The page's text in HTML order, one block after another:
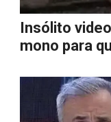
Insólito
mono para